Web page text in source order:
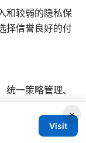
和较弱的隐私保
择信誉良好的付
一策略管理、
×
Visit